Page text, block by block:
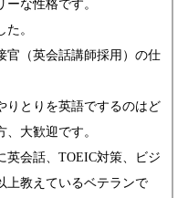
な性格です。
。
官（英会話講師採用）の仕
りとりを英語でするのはど
、大歓迎です。
英会話、TOEIC対策、ビジ
上教えているベテランで